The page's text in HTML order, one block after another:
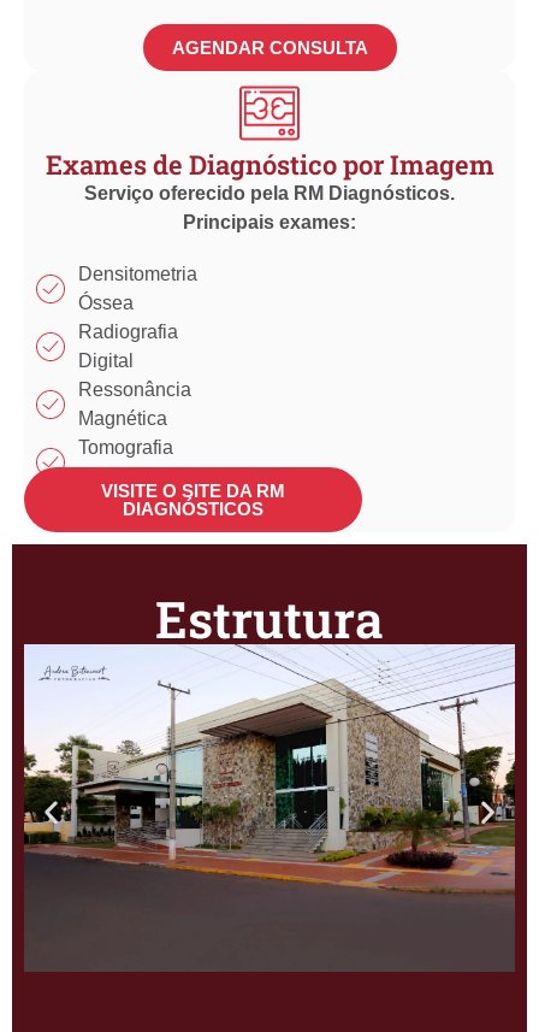
AGENDAR CONSULTA
Exames de Diagnóstico por Imagem
Serviço oferecido pela RM Diagnósticos.
Principais exames:
Densitometria
Óssea
Radiografia
Digital
Ressonância
Magnética
Tomografia
Ultrassonografia
VISITE O SITE DA RM
DIAGNÓSTICOS
Estrutura